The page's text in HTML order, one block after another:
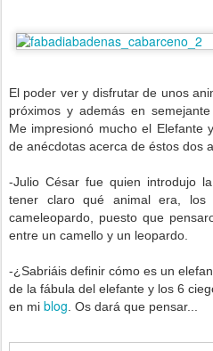
El poder ver y disfrutar de unos
próximos y además en
Me impresionó mucho el Elefante
de anécdotas acerca de éstos dos
-Julio César fue quien introdujo
tener claro qué animal era, los
cameleopardo, puesto que
entre un camello y un leopardo.
-¿Sabriáis definir cómo es un
de la fábula del elefante y los 6
en mi blog . Os dará que pensar...